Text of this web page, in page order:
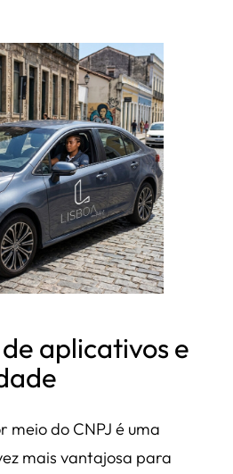
aplicativos e
do CNPJ é uma
mais vantajosa para